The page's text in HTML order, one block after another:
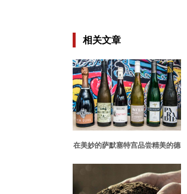
相关文章
在美妙的萨默塞特宫品尝精美的德